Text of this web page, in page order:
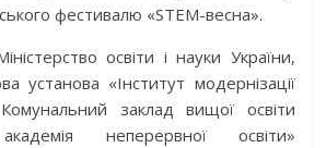
фестивалю «STEM-весна».
освіти і науки України,
установа «Інститут модернізації
Комунальний заклад вищої освіти
неперервної освіти»